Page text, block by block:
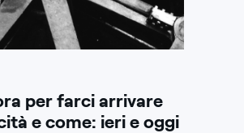
per farci arrivare
e come: ieri e oggi